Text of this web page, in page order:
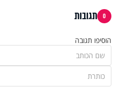
0 תגובות
הוסיפו תגובה